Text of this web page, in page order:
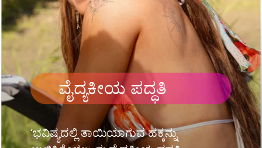
‘ಭವಿಷ್ಯದಲ್ಲಿ ತಾಯಿಯಾಗುವ ಹಕ್ಕನ್ನು
ವೈದ್ಯಕೀಯ ಪದ್ಧತಿ